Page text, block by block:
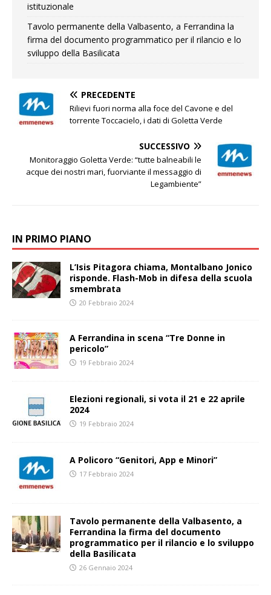
istituzionale
Tavolo permanente della Valbasento, a Ferrandina la
firma del documento programmatico per il rilancio e lo
sviluppo della Basilicata
PRECEDENTE
Rilievi fuori norma alla foce del Cavone e del
torrente Toccacielo, i dati di Goletta Verde
SUCCESSIVO
Monitoraggio Goletta Verde: “tutte balneabili le
acque dei nostri mari, fuorviante il messaggio di
Legambiente”
IN PRIMO PIANO
L’Isis Pitagora chiama, Montalbano Jonico
risponde. Flash-Mob in difesa della scuola
smembrata
20 Febbraio 2024
A Ferrandina in scena “Tre Donne in
pericolo”
19 Febbraio 2024
Elezioni regionali, si vota il 21 e 22 aprile
2024
19 Febbraio 2024
A Policoro “Genitori, App e Minori”
17 Febbraio 2024
Tavolo permanente della Valbasento, a
Ferrandina la firma del documento
programmatico per il rilancio e lo sviluppo
della Basilicata
26 Gennaio 2024